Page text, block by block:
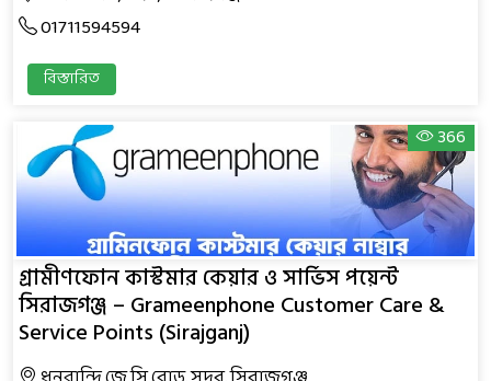
01711594594
বিস্তারিত
366
গ্রামীণফোন কাস্টমার কেয়ার ও সার্ভিস পয়েন্ট
সিরাজগঞ্জ – Grameenphone Customer Care &
Service Points (Sirajganj)